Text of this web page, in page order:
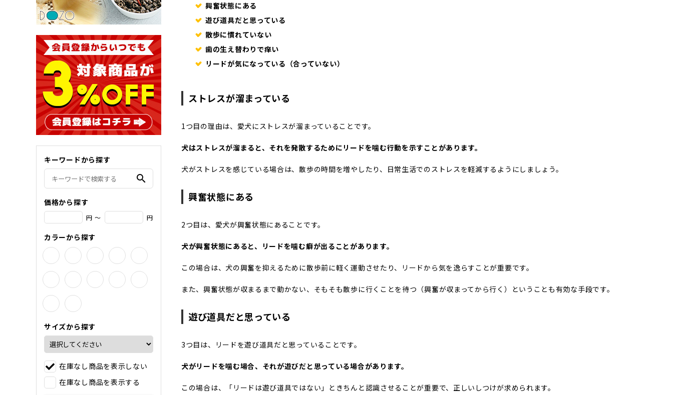
興奮状態にある
遊び道具だと思っている
散歩に慣れていない
歯の生え替わりで痒い
リードが気になっている（合っていない）
ストレスが溜まっている
1つ目の理由は、愛犬にストレスが溜まっていることです。
犬はストレスが溜まると、それを発散するためにリードを噛む行動を示すことがあります。
犬がストレスを感じている場合は、散歩の時間を増やしたり、日常生活でのストレスを軽減するようにしましょう。
興奮状態にある
2つ目は、愛犬が興奮状態にあることです。
犬が興奮状態にあると、リードを噛む癖が出ることがあります。
この場合は、犬の興奮を抑えるために散歩前に軽く運動させたり、リードから気を逸らすことが重要です。
また、興奮状態が収まるまで動かない、そもそも散歩に行くことを待つ（興奮が収まってから行く）ということも有効な手段です。
遊び道具だと思っている
3つ目は、リードを遊び道具だと思っていることです。
犬がリードを噛む場合、それが遊びだと思っている場合があります。
この場合は、「リードは遊び道具ではない」ときちんと認識させることが重要で、正しいしつけが求められます。
キーワードから探す
search
価格から探す
円 ～ 円
カラーから探す
サイズから探す
在庫なし商品を表示しない
在庫なし商品を表示する